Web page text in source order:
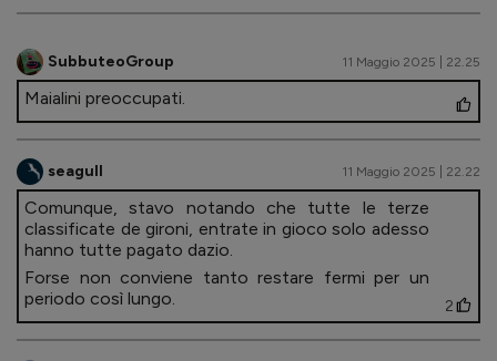
SubbuteoGroup 11 Maggio 2025 | 22.25
Maialini preoccupati.
seagull 11 Maggio 2025 | 22.22
Comunque, stavo notando che tutte le terze
classificate de gironi, entrate in gioco solo adesso
hanno tutte pagato dazio.
Forse non conviene tanto restare fermi per un
periodo così lungo.
2